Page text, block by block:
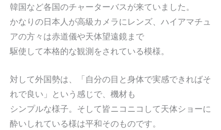
韓国など各国のチャーターバスが来ていました。
かなりの日本人が高級カメラにレンズ、ハイアマチュ
アの方々は赤道儀や天体望遠鏡まで
駆使して本格的な観測をされている模様。
対して外国勢は、「自分の目と身体で実感できればそ
れで良い」という感じで、機材も
シンプルな様子。そして皆ニコニコして天体ショーに
酔いしれている様は平和そのものです。